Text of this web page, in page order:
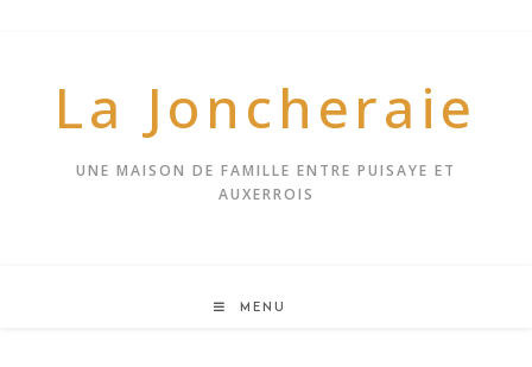
La Joncheraie
UNE MAISON DE FAMILLE ENTRE PUISAYE ET
AUXERROIS
MENU